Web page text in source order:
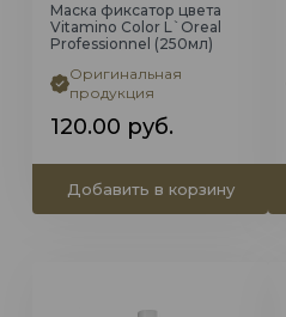
Маска фиксатор цвета
Vitamino Color L`Oreal
Professionnel (250мл)
Оригинальная
продукция
120.00 руб.
Добавить в корзину